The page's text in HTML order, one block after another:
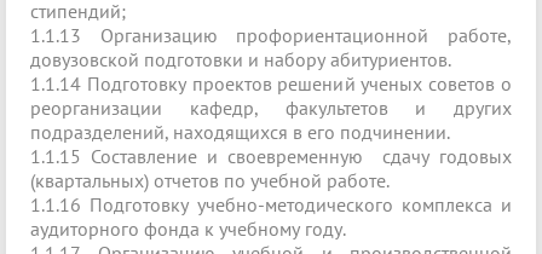
стипендий;
1.1.13 Организацию профориентационной работе,
довузовской подготовки и набору абитуриентов.
1.1.14 Подготовку проектов решений ученых советов о
реорганизации кафедр, факультетов и других
подразделений, находящихся в его подчинении.
1.1.15 Составление и своевременную сдачу годовых
(квартальных) отчетов по учебной работе.
1.1.16 Подготовку учебно-методического комплекса и
аудиторного фонда к учебному году.